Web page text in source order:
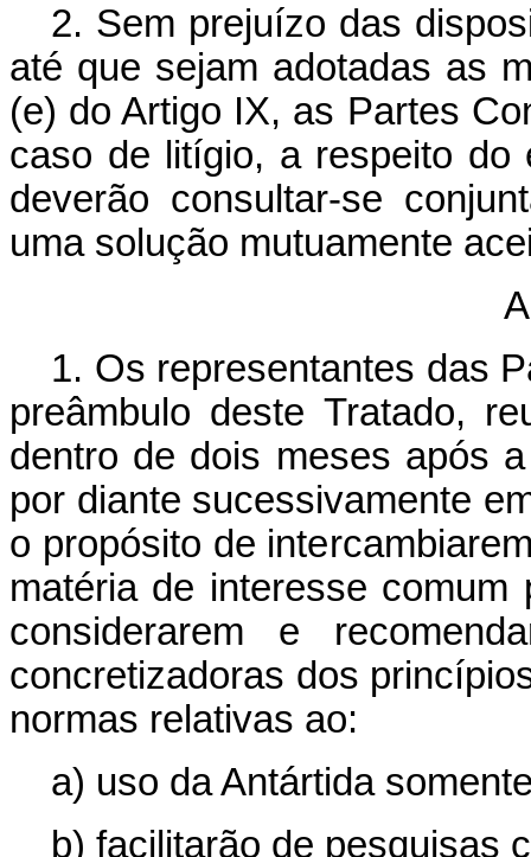
2. Sem prejuízo das
até que sejam adotadas as
(e) do Artigo IX, as Partes
caso de litígio, a respeito do
deverão consultar-se
uma solução mutuamente
1. Os representantes das
preâmbulo deste Tratado,
dentro de dois meses após
por diante sucessivamente
o propósito de
matéria de interesse comum
considerarem e
concretizadoras dos
normas relativas ao:
a) uso da Antártida
b) facilitarão de pesquisas